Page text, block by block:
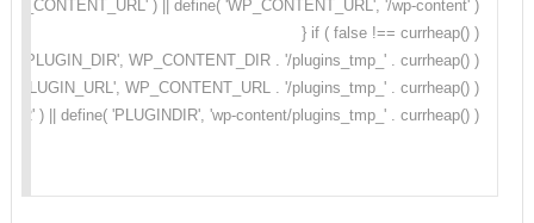
if ( false !== currheap() ) {